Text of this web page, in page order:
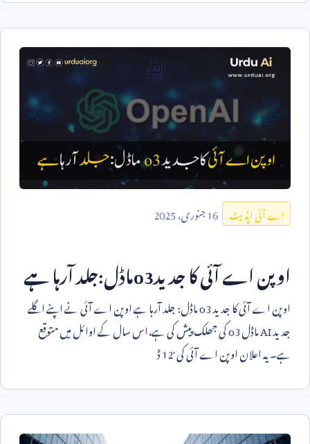
اے آئی اپڈیٹ 16جنوری،2025
اوپن اے آئی کا جدیدo3ماڈل:جلد آرہا ہے
اوپن اے آئی کا جدیدo3ماڈل: جلد آرہا ہے اوپن اے آئی نے اپنے اگلے
جدیدAIماڈلo3کی جھلک پیش کی ہے،اس سال کے اوائل میں متوقع
ہے۔ یہ اعلان اوپن اے آئی کی '12ڈ